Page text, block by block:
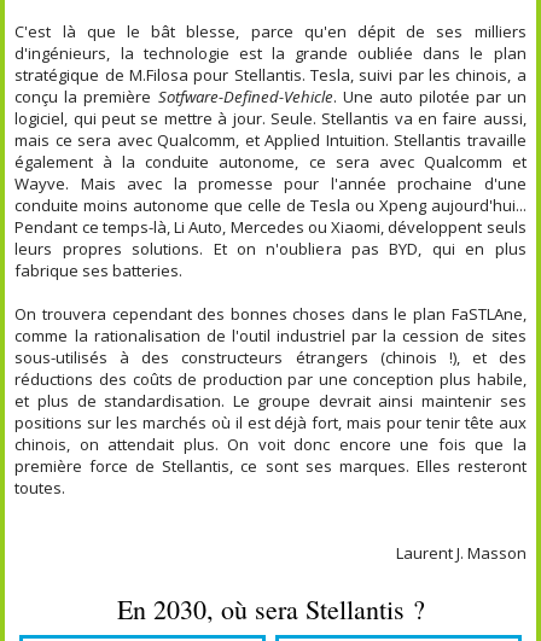
C'est là que le bât blesse, parce qu'en dépit de ses milliers
d'ingénieurs, la technologie est la grande oubliée dans le plan
stratégique de M.Filosa pour Stellantis. Tesla, suivi par les chinois, a
conçu la première Sotfware-Defined-Vehicle. Une auto pilotée par un
logiciel, qui peut se mettre à jour. Seule. Stellantis va en faire aussi,
mais ce sera avec Qualcomm, et Applied Intuition. Stellantis travaille
également à la conduite autonome, ce sera avec Qualcomm et
Wayve. Mais avec la promesse pour l'année prochaine d'une
conduite moins autonome que celle de Tesla ou Xpeng aujourd'hui...
Pendant ce temps-là, Li Auto, Mercedes ou Xiaomi, développent seuls
leurs propres solutions. Et on n'oubliera pas BYD, qui en plus
fabrique ses batteries.
On trouvera cependant des bonnes choses dans le plan FaSTLAne,
comme la rationalisation de l'outil industriel par la cession de sites
sous-utilisés à des constructeurs étrangers (chinois !), et des
réductions des coûts de production par une conception plus habile,
et plus de standardisation. Le groupe devrait ainsi maintenir ses
positions sur les marchés où il est déjà fort, mais pour tenir tête aux
chinois, on attendait plus. On voit donc encore une fois que la
première force de Stellantis, ce sont ses marques. Elles resteront
toutes.
Laurent J. Masson
En 2030, où sera Stellantis ?